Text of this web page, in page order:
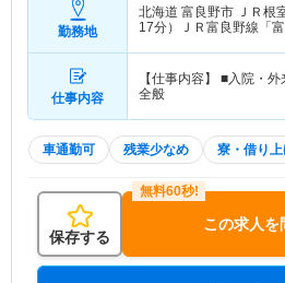
勤務地
北海道 富良野市 ＪＲ根
17分）ＪＲ富良野線「
仕事内容
【仕事内容】 ■入院・
全般
車通勤可 残業少なめ 寮・借り
保存する
この求人を